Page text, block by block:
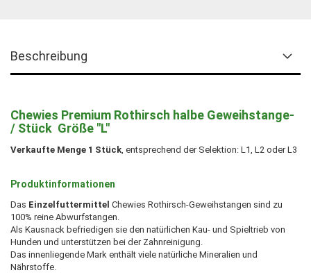
Beschreibung
Chewies Premium Rothirsch halbe Geweihstange-
/ Stück Größe "L"
Verkaufte Menge 1 Stück , entsprechend der Selektion: L1, L2 oder L3
Produktinformationen
Das Einzelfuttermittel Chewies Rothirsch-Geweihstangen sind zu
100% reine Abwurfstangen.
Als Kausnack befriedigen sie den natürlichen Kau- und Spieltrieb von
Hunden und unterstützen bei der Zahnreinigung.
Das innenliegende Mark enthält viele natürliche Mineralien und
Nährstoffe.